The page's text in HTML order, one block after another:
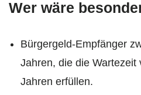
Wer wäre
Bürgergeld-Empfänger
Jahren, die die Wartezeit
Jahren erfüllen.